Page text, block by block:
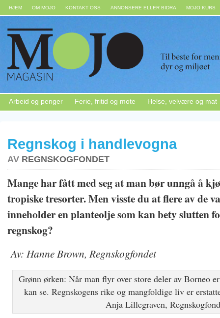
HJEM OM MOJO KONTAKT OSS ANNONSERE ELLER BIDRA MOJO KURS
Arbeid og penger Ferie, fritid og mote Helse, velvære og mat
Regnskog i handlevogna
AV REGNSKOGFONDET
Mange har fått med seg at man bør unngå å
tropiske tresorter. Men visste du at flere av de
inneholder en planteolje som kan bety slutten
regnskog?
Av: Hanne Brown, Regnskogfondet
Grønn ørken: Når man flyr over store deler av Borneo
kan se. Regnskogens rike og mangfoldige liv er
Anja Lillegraven,